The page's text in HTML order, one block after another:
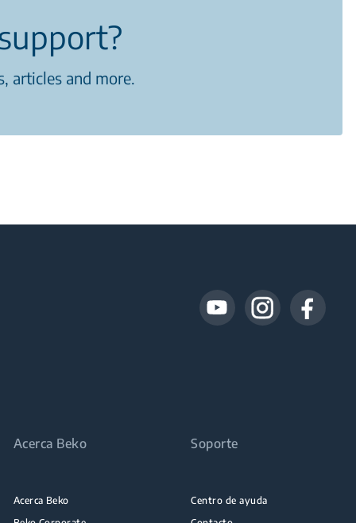
articles and more.
Acerca Beko
Acerca Beko
Soporte
Centro de ayuda